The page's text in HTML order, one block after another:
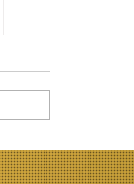
ηχοπραξία στον
Αυτισμό. Γιάννης
Μπούγος Ψυχολόγος,